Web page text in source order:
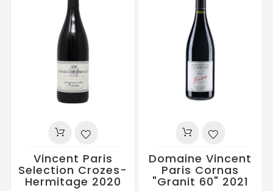
Vincent Paris
Selection Crozes-
Hermitage 2020
Domaine Vincent
Paris Cornas
"Granit 60" 2021